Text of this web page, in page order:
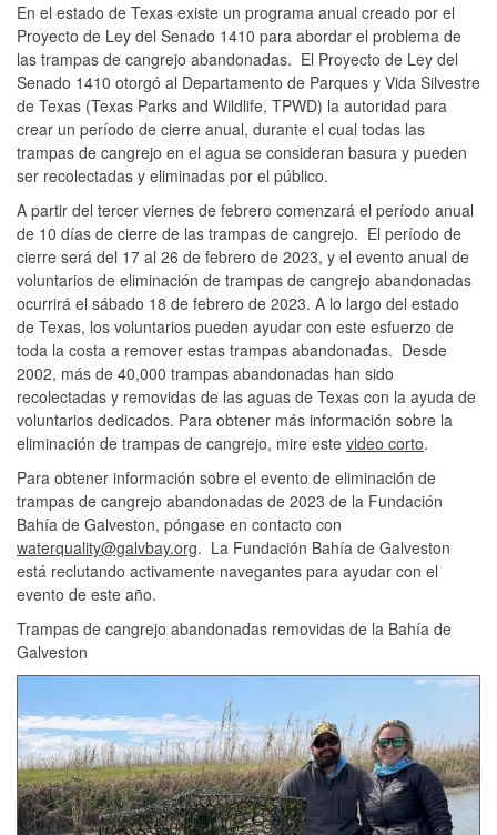
En el estado de Texas existe un programa anual creado por el
Proyecto de Ley del Senado 1410 para abordar el problema de
las trampas de cangrejo abandonadas. El Proyecto de Ley del
Senado 1410 otorgó al Departamento de Parques y Vida Silvestre
de Texas (Texas Parks and Wildlife, TPWD) la autoridad para
crear un período de cierre anual, durante el cual todas las
trampas de cangrejo en el agua se consideran basura y pueden
ser recolectadas y eliminadas por el público.
A partir del tercer viernes de febrero comenzará el período anual
de 10 días de cierre de las trampas de cangrejo. El período de
cierre será del 17 al 26 de febrero de 2023, y el evento anual de
voluntarios de eliminación de trampas de cangrejo abandonadas
ocurrirá el sábado 18 de febrero de 2023. A lo largo del estado
de Texas, los voluntarios pueden ayudar con este esfuerzo de
toda la costa a remover estas trampas abandonadas. Desde
2002, más de 40,000 trampas abandonadas han sido
recolectadas y removidas de las aguas de Texas con la ayuda de
voluntarios dedicados. Para obtener más información sobre la
eliminación de trampas de cangrejo, mire este video corto.
Para obtener información sobre el evento de eliminación de
trampas de cangrejo abandonadas de 2023 de la Fundación
Bahía de Galveston, póngase en contacto con
waterquality@galvbay.org. La Fundación Bahía de Galveston
está reclutando activamente navegantes para ayudar con el
evento de este año.
Trampas de cangrejo abandonadas removidas de la Bahía de
Galveston